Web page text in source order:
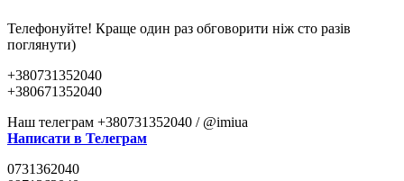
Телефонуйте! Краще один раз обговорити ніж сто разів
поглянути)
+380731352040
+380671352040
Наш телеграм +380731352040 / @imiua
Написати в Телеграм
0731362040